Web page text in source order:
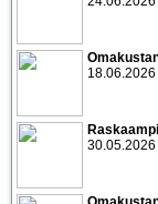
18.06.2026
30.05.2026